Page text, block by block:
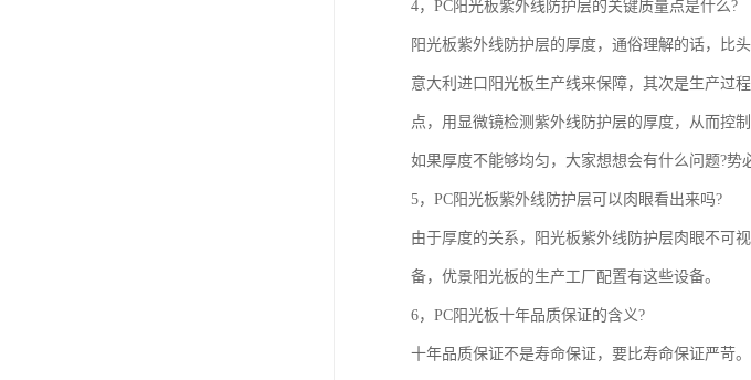
4，PC阳光板紫外线防护层的关键质量点是什么?
阳光板紫外线防护层的厚度，通俗理解的话，比
意大利进口阳光板生产线来保障，其次是生产过
点，用显微镜检测紫外线防护层的厚度，从而控制
如果厚度不能够均匀，大家想想会有什么问题?势
5，PC阳光板紫外线防护层可以肉眼看出来吗?
由于厚度的关系，阳光板紫外线防护层肉眼不可
备，优景阳光板的生产工厂配置有这些设备。
6，PC阳光板十年品质保证的含义?
十年品质保证不是寿命保证，要比寿命保证严苛